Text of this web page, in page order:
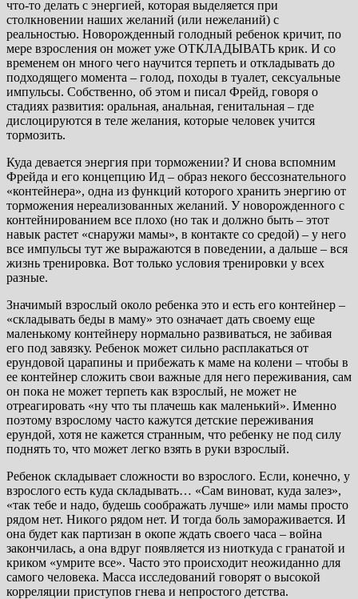
что-то делать с энергией, которая выделяется при
столкновении наших желаний (или нежеланий) с
реальностью. Новорожденный голодный ребенок кричит, по
мере взросления он может уже ОТКЛАДЫВАТЬ крик. И со
временем он много чего научится терпеть и откладывать до
подходящего момента – голод, походы в туалет, сексуальные
импульсы. Собственно, об этом и писал Фрейд, говоря о
стадиях развития: оральная, анальная, генитальная – где
дислоцируются в теле желания, которые человек учится
тормозить.
Куда девается энергия при торможении? И снова вспомним
Фрейда и его концепцию Ид – образ некого бессознательного
«контейнера», одна из функций которого хранить энергию от
торможения нереализованных желаний. У новорожденного с
контейнированием все плохо (но так и должно быть – этот
навык растет «снаружи мамы», в контакте со средой) – у него
все импульсы тут же выражаются в поведении, а дальше – вся
жизнь тренировка. Вот только условия тренировки у всех
разные.
Значимый взрослый около ребенка это и есть его контейнер –
«складывать беды в маму» это означает дать своему еще
маленькому контейнеру нормально развиваться, не забивая
его под завязку. Ребенок может сильно расплакаться от
ерундовой царапины и прибежать к маме на колени – чтобы в
ее контейнер сложить свои важные для него переживания, сам
он пока не может терпеть как взрослый, не может не
отреагировать «ну что ты плачешь как маленький». Именно
поэтому взрослому часто кажутся детские переживания
ерундой, хотя не кажется странным, что ребенку не под силу
поднять то, что может легко взять в руки взрослый.
Ребенок складывает сложности во взрослого. Если, конечно, у
взрослого есть куда складывать… «Сам виноват, куда залез»,
«так тебе и надо, будешь соображать лучше» или мамы просто
рядом нет. Никого рядом нет. И тогда боль замораживается. И
она будет как партизан в окопе ждать своего часа – война
закончилась, а она вдруг появляется из ниоткуда с гранатой и
криком «умрите все». Часто это происходит неожиданно для
самого человека. Масса исследований говорят о высокой
корреляции приступов гнева и непростого детства.